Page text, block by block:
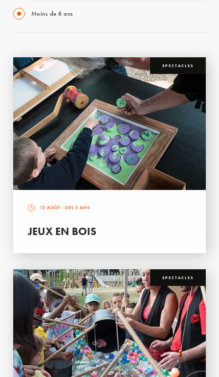
Moins de 6 ans
SPECTACLES
12 AOÛT - DÈS 5 ANS
JEUX EN BOIS
SPECTACLES